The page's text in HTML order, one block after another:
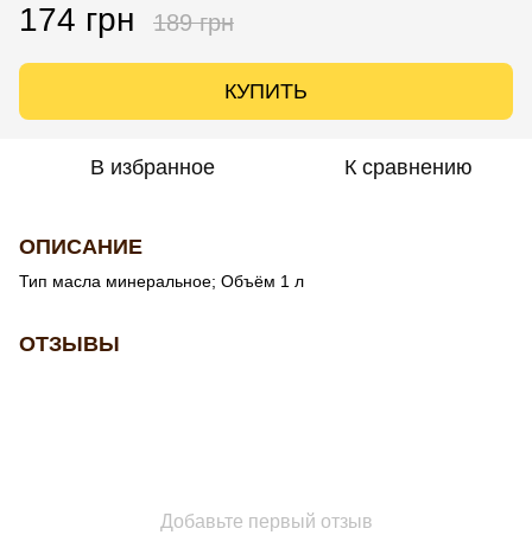
174 грн 189 грн
КУПИТЬ
В избранное К сравнению
ОПИСАНИЕ
Тип масла минеральное; Объём 1 л
ОТЗЫВЫ
Добавьте первый отзыв